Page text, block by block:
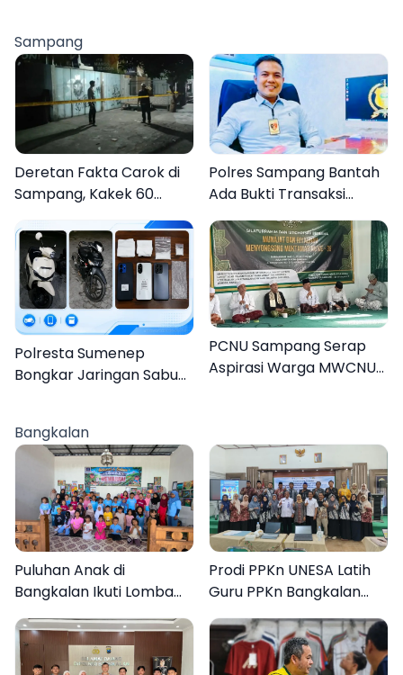
Sampang
Deretan Fakta Carok di
Sampang, Kakek 60
Tahun Duel Melawan 2
Pria
Polres Sampang Bantah
Ada Bukti Transaksi
dalam Kasus Rudapaksa
Anak 27 Tersangka
Polresta Sumenep
Bongkar Jaringan Sabu
PCNU Sampang Serap
Aspirasi Warga MWCNU
Bangkalan
Puluhan Anak di
Bangkalan Ikuti Lomba
Mewarnai Bertema
Liburan Keluarga
Prodi PPKn UNESA Latih
Guru PPKn Bangkalan
dengan Pembelajaran
Inovasi Teknologi